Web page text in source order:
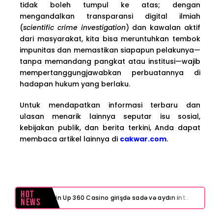
tidak boleh tumpul ke atas; dengan
mengandalkan transparansi digital ilmiah
(scientific crime investigation) dan kawalan aktif
dari masyarakat, kita bisa meruntuhkan tembok
impunitas dan memastikan siapapun pelakunya—
tanpa memandang pangkat atau institusi—wajib
mempertanggungjawabkan perbuatannya di
hadapan hukum yang berlaku.
Untuk mendapatkan informasi terbaru dan
ulasan menarik lainnya seputar isu sosial,
kebijakan publik, dan berita terkini, Anda dapat
membaca artikel lainnya di cakwar.com.
Hot
News Pin Up 360 Casino girişdə sadə və aydın interfeys necə işinizi asanlaşdırır